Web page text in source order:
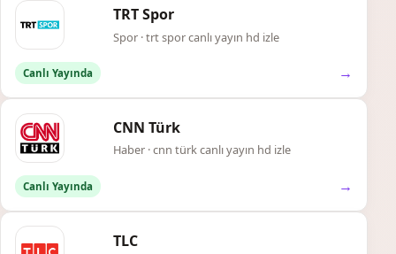
TRT Spor
Spor · trt spor canlı yayın hd izle
Canlı Yayında →
CNN Türk
Haber · cnn türk canlı yayın hd izle
Canlı Yayında →
TLC